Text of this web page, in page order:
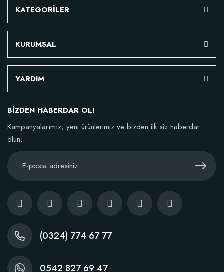
KATEGORİLER
KURUMSAL
YARDIM
BİZDEN HABERDAR OL!
Kampanyalarımız, yeni ürünlerimiz ve bizden ilk siz haberdar
olun.
(0324) 774 67 77
0542 827 69 47